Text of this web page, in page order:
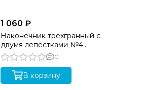
1 060 ₽
Наконечник трехгранный с
двумя лепестками №4
(скруч.голова) 0
В корзину